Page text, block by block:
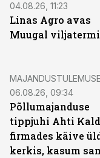
04.08.26, 11:23
Linas Agro avas
Muugal
06.08.26, 09:34
Põllumajanduse
tippjuhi Ahti
firmades käive
kerkis, kasum